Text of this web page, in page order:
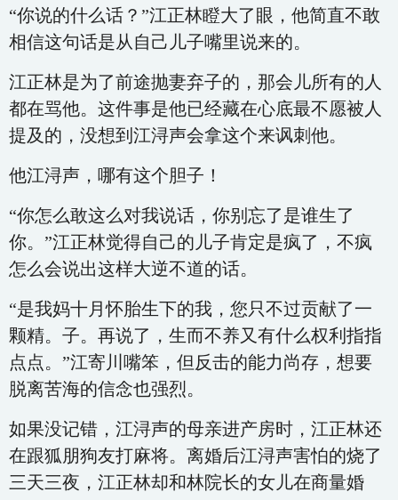
“你说的什么话？”江正林瞪大了眼，他简直不敢
相信这句话是从自己儿子嘴里说来的。
江正林是为了前途抛妻弃子的，那会儿所有的人
都在骂他。这件事是他已经藏在心底最不愿被人
提及的，没想到江浔声会拿这个来讽刺他。
他江浔声，哪有这个胆子！
“你怎么敢这么对我说话，你别忘了是谁生了
你。”江正林觉得自己的儿子肯定是疯了，不疯
怎么会说出这样大逆不道的话。
“是我妈十月怀胎生下的我，您只不过贡献了一
颗精。子。再说了，生而不养又有什么权利指指
点点。”江寄川嘴笨，但反击的能力尚存，想要
脱离苦海的信念也强烈。
如果没记错，江浔声的母亲进产房时，江正林还
在跟狐朋狗友打麻将。离婚后江浔声害怕的烧了
三天三夜，江正林却和林院长的女儿在商量婚